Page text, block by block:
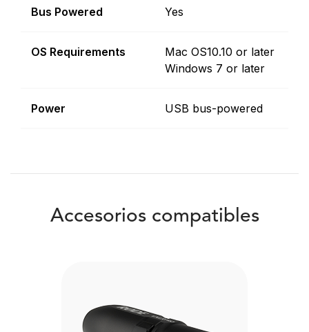
Bus Powered Yes
OS Requirements
Mac OS10.10 or later
Windows 7 or later
Power USB bus-powered
Accesorios compatibles